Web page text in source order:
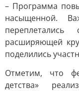
– Программа
насыщенной.
расширяющей
поделились
Отметим, что
детства»